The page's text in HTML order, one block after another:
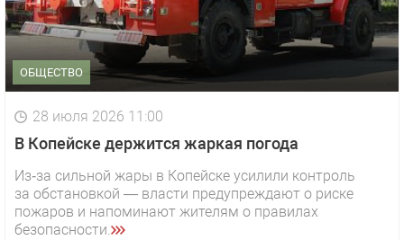
ОБЩЕСТВО
28 июля 2026 11:00
В Копейске держится жаркая погода
Из‑за сильной жары в Копейске усилили контроль
за обстановкой — власти предупреждают о риске
пожаров и напоминают жителям о правилах
безопасности.